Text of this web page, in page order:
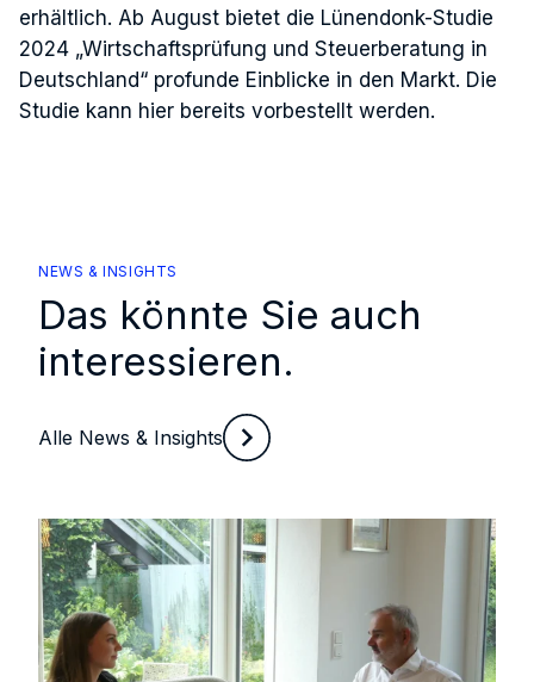
erhältlich. Ab August bietet die Lünendonk-Studie
2024 „Wirtschaftsprüfung und Steuerberatung in
Deutschland“ profunde Einblicke in den Markt. Die
Studie kann hier bereits vorbestellt werden.
NEWS & INSIGHTS
Das könnte Sie auch
interessieren.
Alle News & Insights